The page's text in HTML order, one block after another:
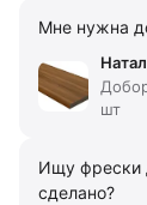
Мне нужна
шт
Ищу фрески
сделано?